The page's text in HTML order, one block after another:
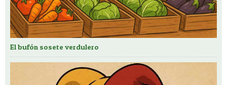
El bufón sosete verdulero